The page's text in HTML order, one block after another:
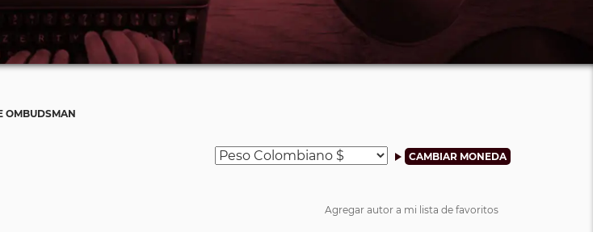
OMBUDSMAN
Agregar autor a mi lista de favoritos